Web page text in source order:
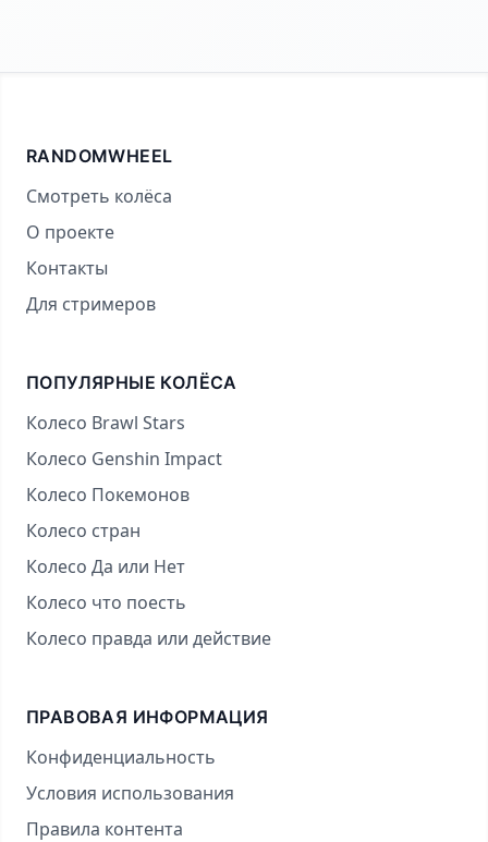
RANDOMWHEEL
Смотреть колёса
О проекте
Контакты
Для стримеров
ПОПУЛЯРНЫЕ КОЛЁСА
Колесо Brawl Stars
Колесо Genshin Impact
Колесо Покемонов
Колесо стран
Колесо Да или Нет
Колесо что поесть
Колесо правда или действие
ПРАВОВАЯ ИНФОРМАЦИЯ
Конфиденциальность
Условия использования
Правила контента